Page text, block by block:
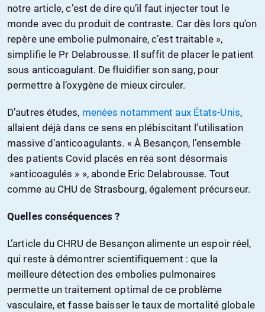
notre article, c’est de dire qu’il faut injecter tout le
monde avec du produit de contraste. Car dès lors qu’on
repère une embolie pulmonaire, c’est traitable »,
simplifie le Pr Delabrousse. Il suffit de placer le patient
sous anticoagulant. De fluidifier son sang, pour
permettre à l’oxygène de mieux circuler.
D’autres études, menées notamment aux États-Unis,
allaient déjà dans ce sens en plébiscitant l’utilisation
massive d’anticoagulants. « À Besançon, l’ensemble
des patients Covid placés en réa sont désormais
»anticoagulés » », abonde Eric Delabrousse. Tout
comme au CHU de Strasbourg, également précurseur.
Quelles conséquences ?
L’article du CHRU de Besançon alimente un espoir réel,
qui reste à démontrer scientifiquement : que la
meilleure détection des embolies pulmonaires
permette un traitement optimal de ce problème
vasculaire, et fasse baisser le taux de mortalité globale